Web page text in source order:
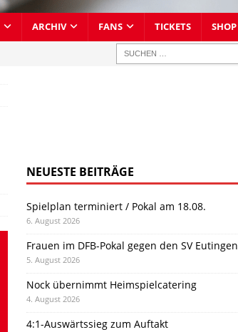
ARCHIV FANS TICKETS SHOP
NEUESTE BEITRÄGE
Spielplan terminiert / Pokal am 18.08.
6. August 2026
Frauen im DFB-Pokal gegen den SV Eutingen
5. August 2026
Nock übernimmt Heimspielcatering
4. August 2026
4:1-Auswärtssieg zum Auftakt